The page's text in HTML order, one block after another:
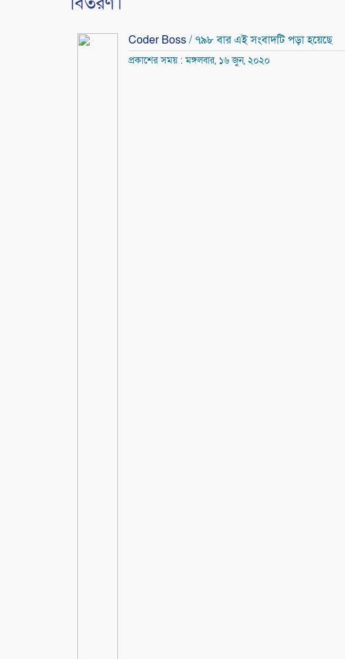
Coder Boss/ ৭৯৮ বার এই সংবাদটি পড়া হয়েছে
প্রকাশের সময় : মঙ্গলবার, ১৬ জুন, ২০২০